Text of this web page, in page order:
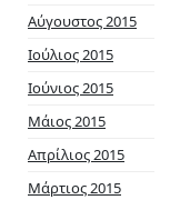
Αύγουστος 2015
Ιούλιος 2015
Ιούνιος 2015
Μάιος 2015
Απρίλιος 2015
Μάρτιος 2015